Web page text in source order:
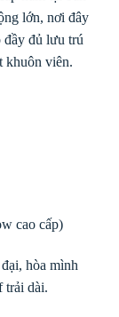
lớn, nơi đây
đầy đủ lưu trú
khuôn viên.
cao cấp)
hòa mình
trải dài.